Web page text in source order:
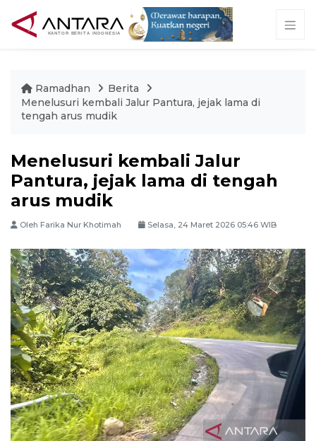
Ramadhan
Berita
Menelusuri kembali Jalur Pantura, jejak lama di
tengah arus mudik
Menelusuri kembali Jalur
Pantura, jejak lama di tengah
arus mudik
Oleh Farika Nur Khotimah Selasa, 24 Maret 2026 05:46 WIB